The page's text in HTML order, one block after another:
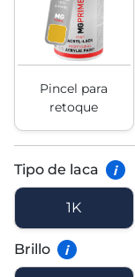
Pincel para
retoque
Tipo de laca i
1K
Brillo i